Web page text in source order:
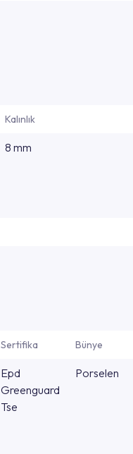
Kalınlık
8 mm
Sertifika Bünye
Epd
Greenguard
Tse
Porselen